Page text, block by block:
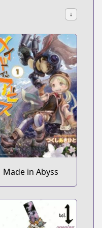
↓
Made in Abyss